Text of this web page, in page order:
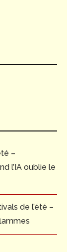
–
l’IA oublie le
de l’été –